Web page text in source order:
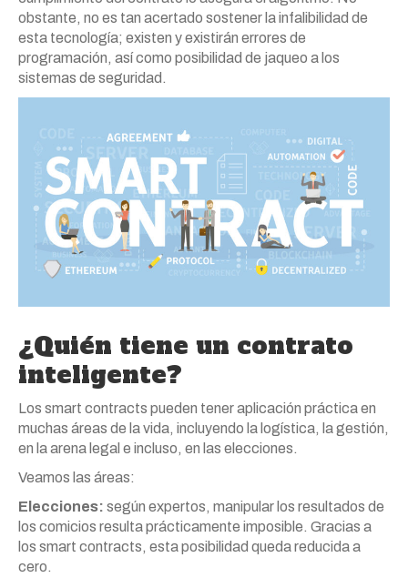
obstante, no es tan acertado sostener la infalibilidad de
esta tecnología; existen y existirán errores de
programación, así como posibilidad de jaqueo a los
sistemas de seguridad.
¿Quién tiene un contrato
inteligente?
Los smart contracts pueden tener aplicación práctica en
muchas áreas de la vida, incluyendo la logística, la gestión,
en la arena legal e incluso, en las elecciones.
Veamos las áreas:
Elecciones: según expertos, manipular los resultados de
los comicios resulta prácticamente imposible. Gracias a
los smart contracts, esta posibilidad queda reducida a
cero.